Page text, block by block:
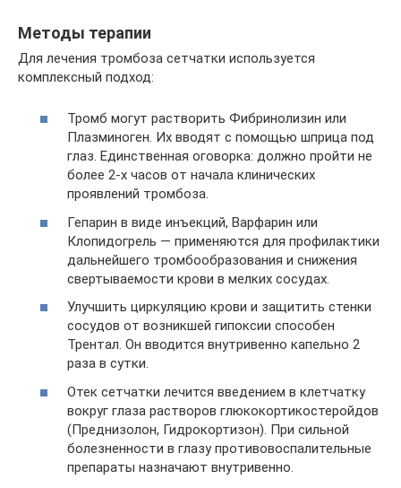
Методы терапии
Для лечения тромбоза сетчатки используется
комплексный подход:
Тромб могут растворить Фибринолизин или
Плазминоген. Их вводят с помощью шприца под
глаз. Единственная оговорка: должно пройти не
более 2-х часов от начала клинических
проявлений тромбоза.
Гепарин в виде инъекций, Варфарин или
Клопидогрель — применяются для профилактики
дальнейшего тромбообразования и снижения
свертываемости крови в мелких сосудах.
Улучшить циркуляцию крови и защитить стенки
сосудов от возникшей гипоксии способен
Трентал. Он вводится внутривенно капельно 2
раза в сутки.
Отек сетчатки лечится введением в клетчатку
вокруг глаза растворов глюкокортикостеройдов
(Преднизолон, Гидрокортизон). При сильной
болезненности в глазу противовоспалительные
препараты назначают внутривенно.